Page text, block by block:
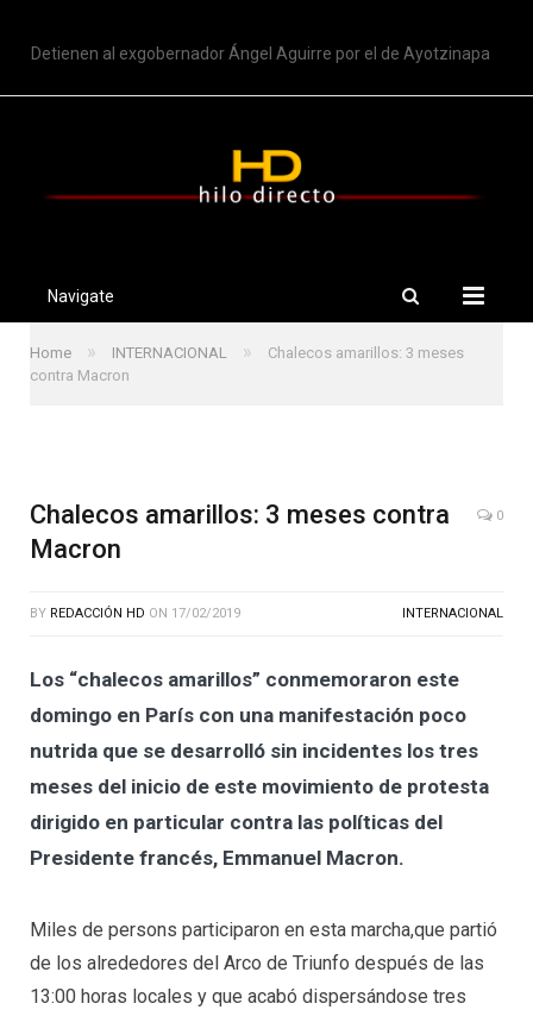
Detienen al exgobernador Ángel Aguirre por el de Ayotzinapa
Navigate
Home » INTERNACIONAL »
Chalecos amarillos: 3 meses
contra Macron
Chalecos amarillos: 3 meses contra
Macron
0
BY REDACCIÓN HD ON 17/02/2019 INTERNACIONAL
Los “chalecos amarillos” conmemoraron este
domingo en París con una manifestación poco
nutrida que se desarrolló sin incidentes los tres
meses del inicio de este movimiento de protesta
dirigido en particular contra las políticas del
Presidente francés, Emmanuel Macron.
Miles de persons participaron en esta marcha,que partió
de los alrededores del Arco de Triunfo después de las
13:00 horas locales y que acabó dispersándose tres